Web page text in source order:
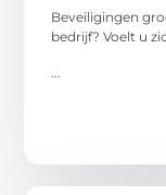
Beveiligingen
bedrijf? Voelt u